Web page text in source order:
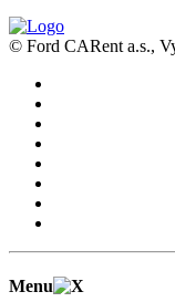
© Ford CARent a.s.,
Menu